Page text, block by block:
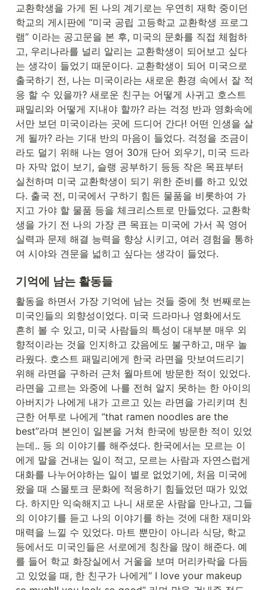
교환학생을 가게 된 나의 계기로는 우연히 재학 중이던
학교의 게시판에 “미국 공립 고등학교 교환학생 프로그
램” 이라는 공고문을 본 후, 미국의 문화를 직접 체험하
고, 우리나라를 널리 알리는 교환학생이 되어보고 싶다
는 생각이 들었기 때문이다. 교환학생이 되어 미국으로
출국하기 전, 나는 미국이라는 새로운 환경 속에서 잘 적
응 할 수 있을까? 새로운 친구는 어떻게 사귀고 호스트
패밀리와 어떻게 지내야 할까? 라는 걱정 반과 영화속에
서만 보던 미국이라는 곳에 드디어 간다! 어떤 인생을 살
게 될까? 라는 기대 반의 마음이 들었다. 걱정을 조금이
라도 덜기 위해 나는 영어 30개 단어 외우기, 미국 드라
마 자막 없이 보기, 슬랭 공부하기 등등 작은 목표부터
실천하며 미국 교환학생이 되기 위한 준비를 하고 있었
다. 출국 전, 미국에서 구하기 힘든 물품을 비롯하여 가
지고 가야 할 물품 등을 체크리스트로 만들었다. 교환학
생을 가기 전 나의 가장 큰 목표는 미국에 가서 꼭 영어
실력과 문제 해결 능력을 향상 시키고, 여러 경험을 통하
여 시야와 견문을 넓히고 싶다는 생각이 들었다.
기억에 남는 활동들
활동을 하면서 가장 기억에 남는 것들 중에 첫 번째로는
미국인들의 외향성이었다. 미국 드라마나 영화에서도
흔히 볼 수 있고, 미국 사람들의 특성이 대부분 매우 외
향적이라는 것을 인지하고 갔음에도 불구하고, 매우 놀
라웠다. 호스트 패밀리에게 한국 라면을 맛보여드리기
위해 라면을 구하러 근처 월마트에 방문한 적이 있었다.
라면을 고르는 와중에 나를 전혀 알지 못하는 한 아이의
아버지가 나에게 내가 고르고 있는 라면을 가리키며 친
근한 어투로 나에게 “that ramen noodles are the
best”라며 본인이 일본을 거쳐 한국에 방문한 적이 있었
는데.. 등 의 이야기를 해주셨다. 한국에서는 모르는 이
에게 말을 건내는 일이 적고, 모르는 사람과 자연스럽게
대화를 나누어야하는 일이 별로 없었기에, 처음 미국에
왔을 때 스몰토크 문화에 적응하기 힘들었던 때가 있었
다. 하지만 익숙해지고 나니 새로운 사람을 만나고, 그들
의 이야기를 듣고 나의 이야기를 하는 것에 대한 재미와
매력을 느낄 수 있었다. 마트 뿐만이 아니라 식당, 학교
등에서도 미국인들은 서로에게 칭찬을 많이 해준다. 예
를 들어 학교 화장실에서 거울을 보며 머리카락을 다듬
고 있었을 때, 한 친구가 나에게“ I love your makeup